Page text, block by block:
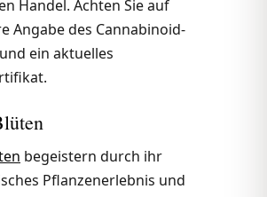
Handel. Achten Sie auf
Angabe des Cannabinoid-
ein aktuelles
begeistern durch ihr
Pflanzenerlebnis und